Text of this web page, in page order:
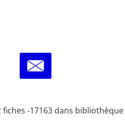
fiches -17163 dans